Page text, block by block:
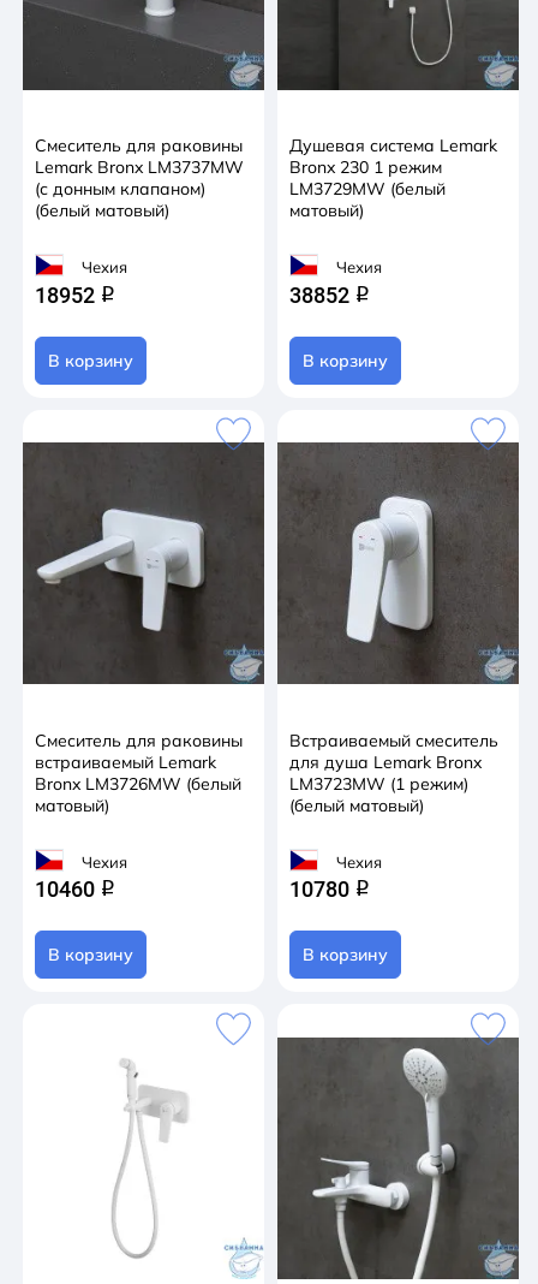
Смеситель для раковины
Lemark Bronx LM3737MW
(с донным клапаном)
(белый матовый)
Чехия
18952 q
В корзину
Душевая система Lemark
Bronx 230 1 режим
LM3729MW (белый
матовый)
Чехия
38852 q
В корзину
Смеситель для раковины
встраиваемый Lemark
Bronx LM3726MW (белый
матовый)
Чехия
10460 q
В корзину
Встраиваемый смеситель
для душа Lemark Bronx
LM3723MW (1 режим)
(белый матовый)
Чехия
10780 q
В корзину